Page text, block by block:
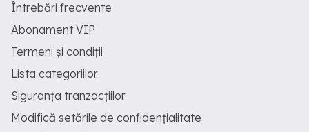
Întrebări frecvente
Abonament VIP
Termeni și condiții
Lista categoriilor
Siguranța tranzacțiilor
Modifică setările de confidențialitate